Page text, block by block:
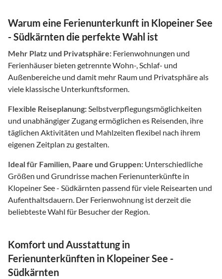
Warum eine Ferienunterkunft in Klopeiner See
- Südkärnten die perfekte Wahl ist
Mehr Platz und Privatsphäre: Ferienwohnungen und
Ferienhäuser bieten getrennte Wohn-, Schlaf- und
Außenbereiche und damit mehr Raum und Privatsphäre als
viele klassische Unterkunftsformen.
Flexible Reiseplanung:Selbstverpflegungsmöglichkeiten
und unabhängiger Zugang ermöglichen es Reisenden, ihre
täglichen Aktivitäten und Mahlzeiten flexibel nach ihrem
eigenen Zeitplan zu gestalten.
Ideal für Familien, Paare und Gruppen: Unterschiedliche
Größen und Grundrisse machen Ferienunterkünfte in
Klopeiner See - Südkärnten passend für viele Reisearten und
Aufenthaltsdauern. Der Ferienwohnung ist derzeit die
beliebteste Wahl für Besucher der Region.
Komfort und Ausstattung in
Ferienunterkünften in Klopeiner See -
Südkärnten